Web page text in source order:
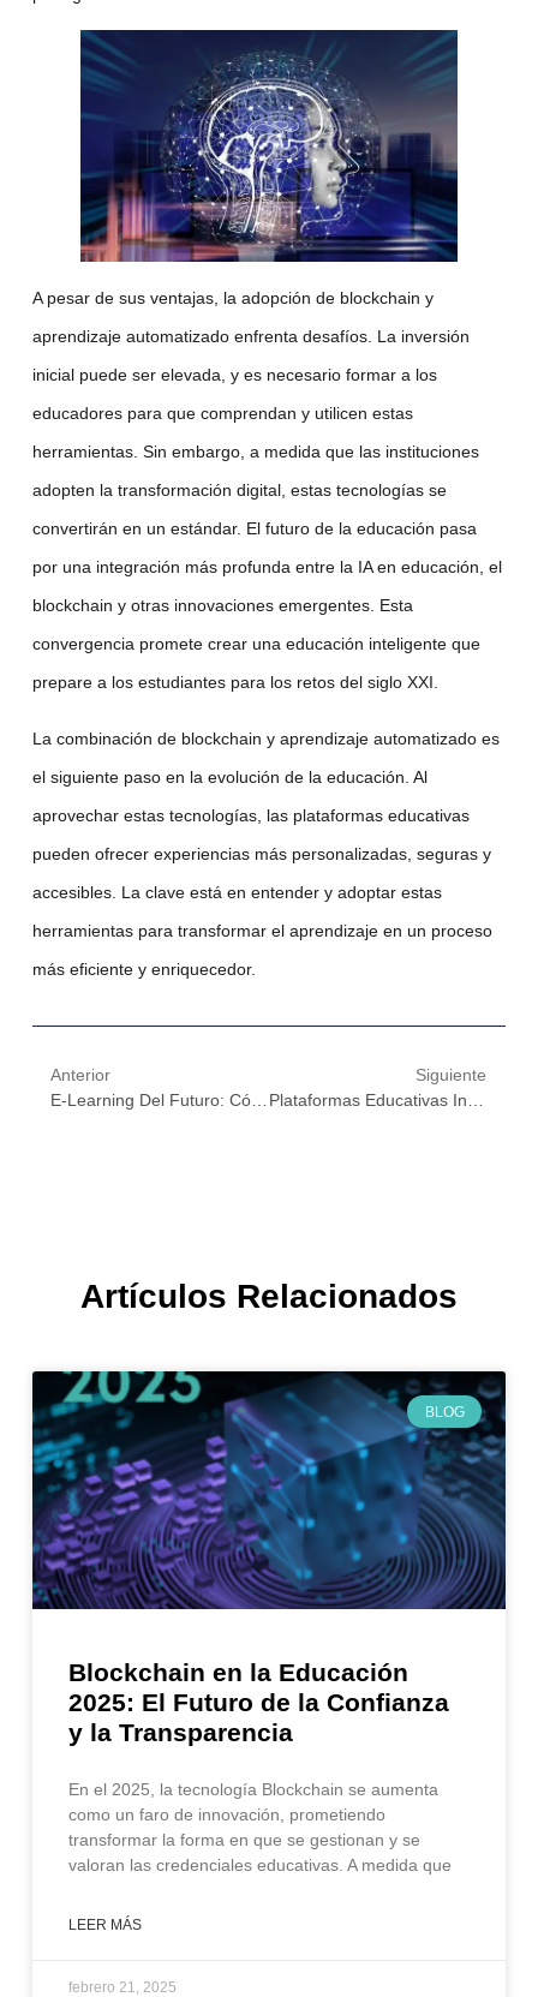
A pesar de sus ventajas, la adopción de blockchain y
aprendizaje automatizadoenfrenta desafíos. La inversión
inicial puede ser elevada, y es necesario formar a los
educadores para que comprendan y utilicen estas
herramientas. Sin embargo, a medida que las instituciones
adopten la transformación digital, estas tecnologías se
convertirán en un estándar. El futuro de la educación pasa
por una integración más profunda entre la IA en educación , el
blockchain y otras innovaciones emergentes. Esta
convergencia promete crear una educación inteligenteque
prepare a los estudiantes para los retos del siglo XXI.
La combinación de blockchain y aprendizaje automatizadoes
el siguiente paso en la evolución de la educación. Al
aprovechar estas tecnologías, las plataformas educativas
pueden ofrecer experiencias más personalizadas, seguras y
accesibles. La clave está en entender y adoptar estas
herramientas para transformar el aprendizaje en un proceso
más eficiente y enriquecedor.
Anterior
E-Learning Del Futuro: Cómo La Inteligencia Artificial Revoluciona La Educación Digital
Siguiente
Artículos Relacionados
BLOG
Blockchain en la Educación
2025: El Futuro de la Confianza
y la Transparencia
En el 2025, la tecnología Blockchain se aumenta
como un faro de innovación, prometiendo
transformar la forma en que se gestionan y se
valoran las credenciales educativas. A medida que
LEER MÁS
febrero 21, 2025